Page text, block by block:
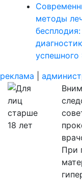
методы
бесплодия:
реклама
При